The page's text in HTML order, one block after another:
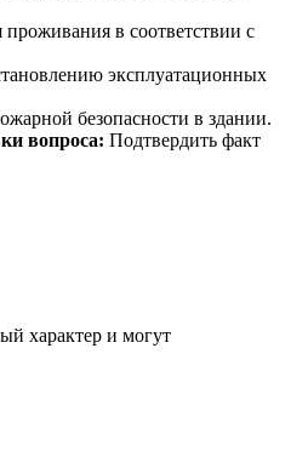
в соответствии с
эксплуатационных
безопасности в здании.
вопроса: Подтвердить факт
характер и могут